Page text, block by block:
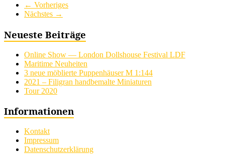
← Vorheriges
Nächstes →
Neueste Beiträge
Online Show — London Dollshouse Festival LDF
Maritime Neuheiten
3 neue möblierte Puppenhäuser M 1:144
2021 – Filigran handbemalte Miniaturen
Tour 2020
Informationen
Kontakt
Impressum
Datenschutzerklärung